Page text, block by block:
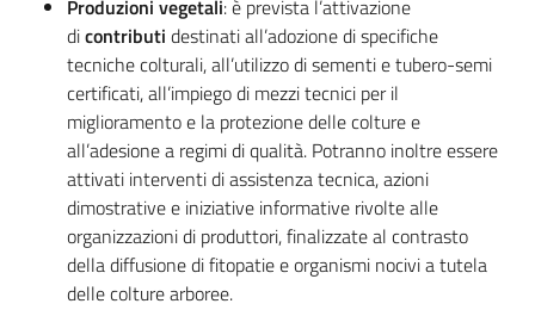
Produzioni vegetali: è prevista l’attivazione
dicontributi destinati all’adozione di specifiche
tecniche colturali, all’utilizzo di sementi e tubero-semi
certificati, all’impiego di mezzi tecnici per il
miglioramento e la protezione delle colture e
all’adesione a regimi di qualità. Potranno inoltre essere
attivati interventi di assistenza tecnica, azioni
dimostrative e iniziative informative rivolte alle
organizzazioni di produttori, finalizzate al contrasto
della diffusione di fitopatie e organismi nocivi a tutela
delle colture arboree.